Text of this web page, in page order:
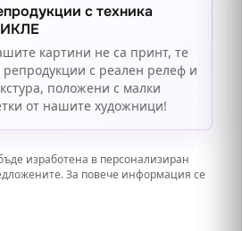
с техника
картини не са принт, те
репродукции с реален релеф и
положени с малки
от нашите художници!
изработена в персонализиран
За повече информация се